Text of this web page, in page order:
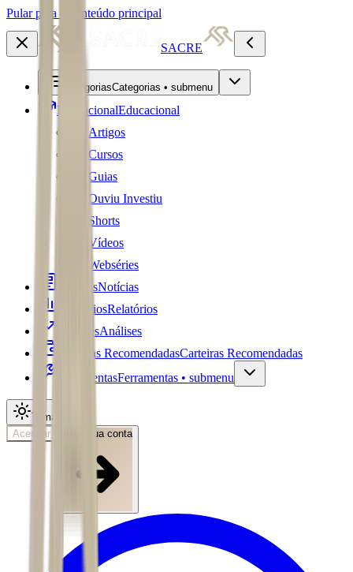
Pular para o conteúdo principal
SACRE
CategoriasCategorias • submenu
EducacionalEducacional
Artigos
Cursos
Guias
Ouviu Investiu
Shorts
Vídeos
Webséries
NotíciasNotícias
RelatóriosRelatórios
AnálisesAnálises
Carteiras RecomendadasCarteiras Recomendadas
FerramentasFerramentas • submenu
Tema
Acessar
Abra sua conta